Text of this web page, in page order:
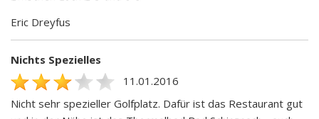
Eric Dreyfus
Nichts Spezielles
11.01.2016
Nicht sehr spezieller Golfplatz. Dafür ist das Restaurant gut